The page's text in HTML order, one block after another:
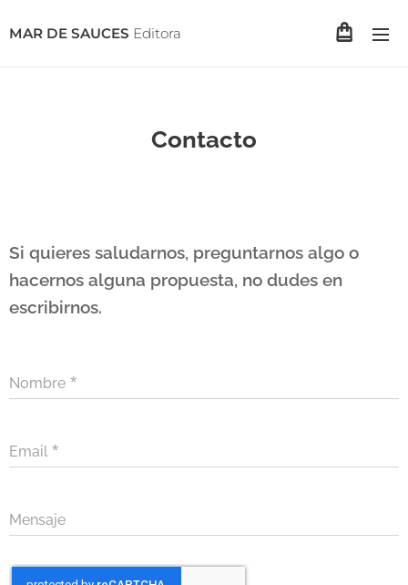
MAR DE SAUCES Editora
Contacto
Si quieres saludarnos, preguntarnos algo o
hacernos alguna propuesta, no dudes en
escribirnos.
Nombre
Email
Mensaje